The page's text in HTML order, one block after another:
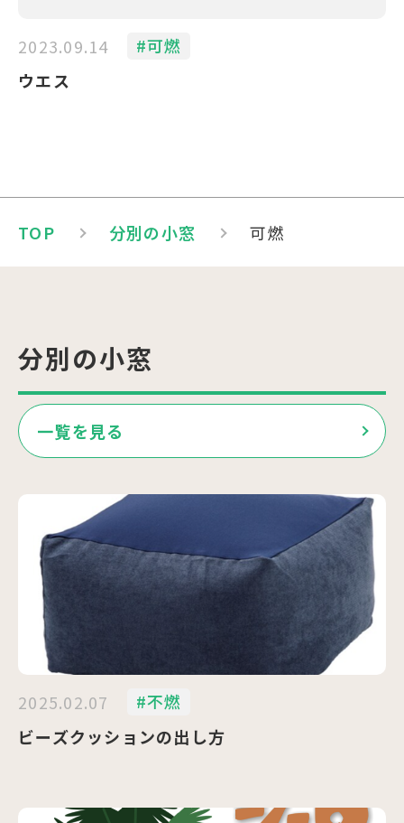
2023.09.14
#可燃
ウエス
TOP 分別の小窓 可燃
分別の小窓
一覧を見る
2025.02.07
#不燃
ビーズクッションの出し方